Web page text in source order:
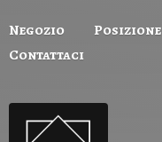
Negozio
Posizione
Contattaci